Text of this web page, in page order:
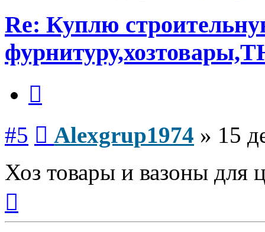
Re: Куплю
#5 Alexgrup1974 » 15
Хоз товары и вазоны для
началу